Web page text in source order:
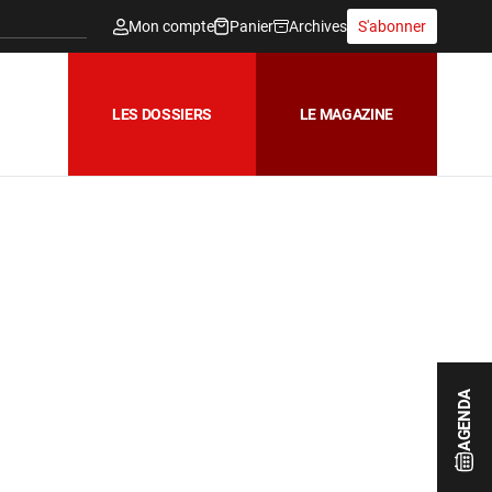
AGENDA
Mon compte Panier Archives S'abonner
LES DOSSIERS LE MAGAZINE